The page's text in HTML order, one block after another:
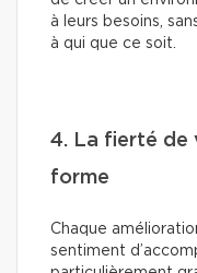
à leurs besoins,
à qui que ce soit.
4. La fierté de
forme
Chaque
sentiment